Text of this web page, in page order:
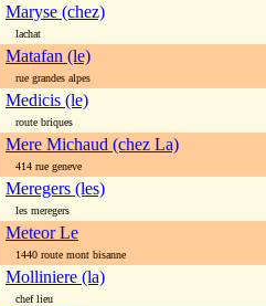
Maryse (chez)
lachat
Matafan (le)
rue grandes alpes
Medicis (le)
route briques
Mere Michaud (chez La)
414 rue geneve
Meregers (les)
les meregers
Meteor Le
1440 route mont bisanne
Molliniere (la)
chef lieu